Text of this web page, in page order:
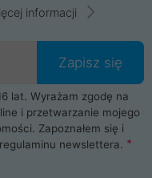
informacji
Zapisz się
lat. Wyrażam zgodę na
i przetwarzanie mojego
Zapoznałem się i
regulaminu newslettera.